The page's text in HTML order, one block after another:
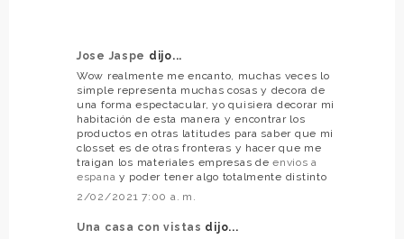
Jose Jaspe dijo...
Wow realmente me encanto, muchas veces lo
simple representa muchas cosas y decora de
una forma espectacular, yo quisiera decorar mi
habitación de esta manera y encontrar los
productos en otras latitudes para saber que mi
closset es de otras fronteras y hacer que me
traigan los materiales empresas deenvios a
espana y poder tener algo totalmente distinto
2/02/2021 7:00 a. m.
Una casa con vistas dijo...